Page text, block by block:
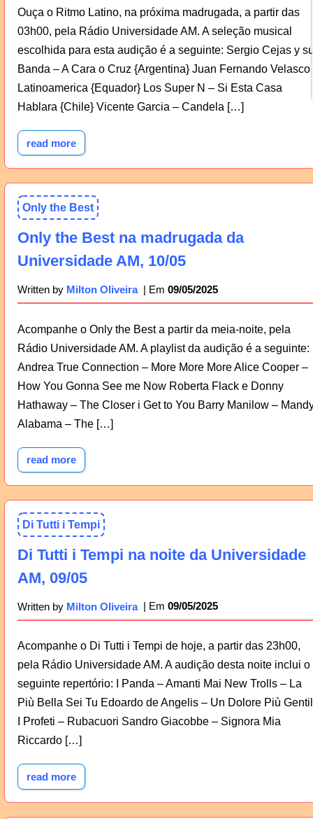
Ouça o Ritmo Latino, na próxima madrugada, a partir das
03h00, pela Rádio Universidade AM. A seleção musical
escolhida para esta audição é a seguinte: Sergio Cejas y
Banda – A Cara o Cruz {Argentina} Juan Fernando Velasco
Latinoamerica {Equador} Los Super N – Si Esta Casa
Hablara {Chile} Vicente Garcia – Candela […]
read more
Only the Best
Only the Best na madrugada da
Universidade AM, 10/05
Written by Milton Oliveira 09/05/2025
Acompanhe o Only the Best a partir da meia-noite, pela
Rádio Universidade AM. A playlist da audição é a seguinte:
Andrea True Connection – More More More Alice Cooper –
How You Gonna See me Now Roberta Flack e Donny
Hathaway – The Closer i Get to You Barry Manilow –
Alabama – The […]
read more
Di Tutti i Tempi
Di Tutti i Tempi na noite da Universidade
AM, 09/05
Written by Milton Oliveira 09/05/2025
Acompanhe o Di Tutti i Tempi de hoje, a partir das 23h00,
pela Rádio Universidade AM. A audição desta noite inclui o
seguinte repertório: I Panda – Amanti Mai New Trolls – La
Più Bella Sei Tu Edoardo de Angelis – Un Dolore Più
I Profeti – Rubacuori Sandro Giacobbe – Signora Mia
Riccardo […]
read more